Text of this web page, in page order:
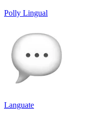
Polly Lingual
Languate